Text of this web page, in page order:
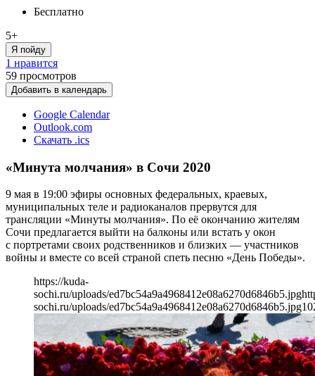
Бесплатно
5+
Я пойду
1 нравится
59 просмотров
Добавить в календарь
Google Calendar
Outlook.com
Скачать .ics
«Минута молчания» в Сочи 2020
9 мая в 19:00 эфиры основных федеральных, краевых,
муниципальных теле и радиоканалов прервутся для
трансляции «Минуты молчания». По её окончанию жителям
Сочи предлагается выйти на балконы или встать у окон
с портретами своих родственников и близких — участников
войны и вместе со всей страной спеть песню «День Победы».
https://kuda-
sochi.ru/uploads/ed7bc54a9a4968412e08a6270d6846b5.jpg
sochi.ru/uploads/ed7bc54a9a4968412e08a6270d6846b5.jpg